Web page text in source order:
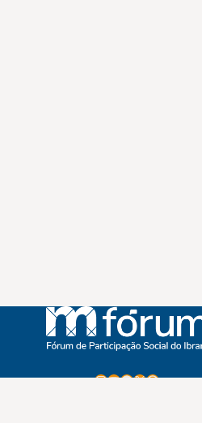
Instagram
Youtube
Facebook
X WhatsApp